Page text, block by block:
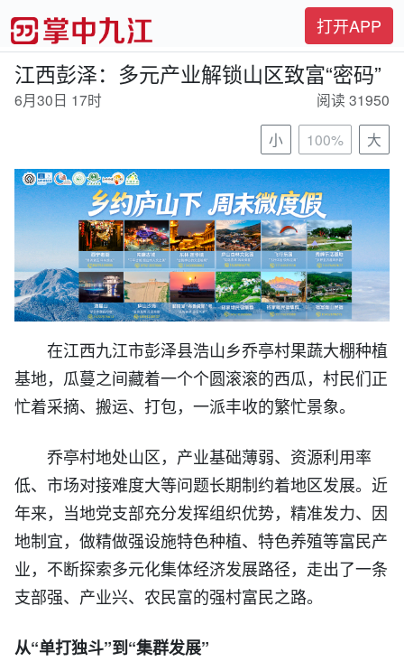
打开APP
江西彭泽：多元产业解锁山区致富“密码”
6月30日 17时
阅读 31950
小
100% 大
在江西九江市彭泽县‌浩山乡乔亭村果蔬大棚种植
基地，瓜蔓之间藏着一个个圆滚滚的西瓜，村民们正
忙着采摘、搬运、打包，一派丰收的繁忙景象。
乔亭村地处山区，产业基础薄弱、资源利用率
低、市场对接难度大等问题长期制约着地区发展。近
年来，当地党支部充分发挥组织优势，精准发力、因
地制宜，做精做强设施特色种植、特色养殖等富民产
业，不断探索多元化集体经济发展路径，走出了一条
支部强、产业兴、农民富的强村富民之路。
从“单打独斗”到“集群发展”